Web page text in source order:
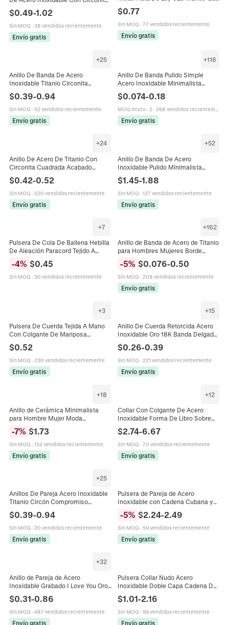
Cúbica Cuadrada De Corte
Princesa Joyería Moda
$0.49-1.02
Sin MOQ · 38 vendidos recientemente
Envío gratis
Forman Una Forma De Corazón
Joyas De Moda Para Parejas
$0.77
Sin MOQ · 77 vendidos recientemente
Envío gratis
+25
Anillo De Banda De Acero
Inoxidable Titanio Circonita
Esmerilado Grabado I Love You
Joyas De Promesa Para Parejas
$0.39-0.94
Sin MOQ · 52 vendidos recientemente
Envío gratis
+116
Anillo De Banda Pulido Simple
Acero Inoxidable Minimalista
Superficie Domo Lisa Joyería De
Moda Unisex Pareja
$0.074-0.18
MOQ mixto: 2· 268 vendidos recientemente
Envío gratis
+24
Anillo De Acero De Titanio Con
Circonita Cuadrada Acabado
Parejas Joyería Moderna
$0.42-0.52
Sin MOQ · 520 vendidos recientemente
Envío gratis
+52
Anillo De Banda De Acero
Inoxidable Pulido Minimalista
Mujeres
$1.45-1.88
Sin MOQ · 127 vendidos recientemente
Envío gratis
+7
Pulsera De Cola De Ballena Hebilla
De Aleación Paracord Tejido A
Mano Estilo Marinero Náutico Para
Hombres Mujeres
-4% $0.45
Sin MOQ · 30 vendidos recientemente
+162
Anillo de Banda de Acero de Titanio
para Hombres Mujeres Borde
Biselado Pulido Cepillado Anillo de
Pareja Joyería Regalo
-5% $0.076-0.50
Sin MOQ · 208 vendidos recientemente
Envío gratis
+3
Pulsera De Cuerda Tejida A Mano
Con Colgante De Mariposa
Ajustable Esmalte Aleación
Rhinestone Joyería Para Hombres
Mujeres
$0.52
Sin MOQ · 230 vendidos recientemente
Envío gratis
+15
Anillo De Cuerda Retorcida Acero
Inoxidable Oro 18K Banda Delgada
Minimalista Mujeres Hombres
Parejas Joyería Elegante
$0.26-0.39
Sin MOQ · 221 vendidos recientemente
Envío gratis
+18
Anillo de Cerámica Minimalista
para Hombre Mujer Moda
Superficie Lisa Pulida Bombada
Joyería de Pareja Blanco Azul Rosa
-7% $1.73
Sin MOQ · 132 vendidos recientemente
Envío gratis
+12
Collar Con Colgante De Acero
Inoxidable Forma De Libro Sobre
Abierto Chapado En Oro 18K
Corazón Grabado Regalo
Romántico Parejas
$2.74-6.67
Sin MOQ · 70 vendidos recientemente
Envío gratis
+25
Anillos De Pareja Acero Inoxidable
Titanio Circón Compromiso
Promesa Anillo Textura Esmerilada
Patrón Grabado Joyería Amantes
$0.39-0.94
Sin MOQ · 20 vendidos recientemente
Envío gratis
Pulsera de Pareja de Acero
Inoxidable con Cadena Cubana y
Placa ID con Strass Joyería de
Moda Geométrica Minimalista para
Mujer y Hombre
-5% $2.24-2.49
Sin MOQ · 59 vendidos recientemente
Envío gratis
+32
Anillo de Pareja de Acero
Inoxidable Grabado I Love You Oro
Joyería de Moda Regalo
$0.31-0.86
Sin MOQ · 487 vendidos recientemente
Envío gratis
Pulsera Collar Nudo Acero
Inoxidable Doble Capa Cadena De
Ajustable Regalo San Valentín
$1.01-2.16
Sin MOQ · 99 vendidos recientemente
Envío gratis